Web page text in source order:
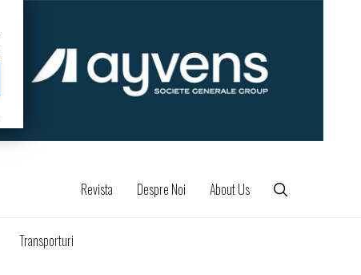
Revista Despre Noi About Us
Transporturi